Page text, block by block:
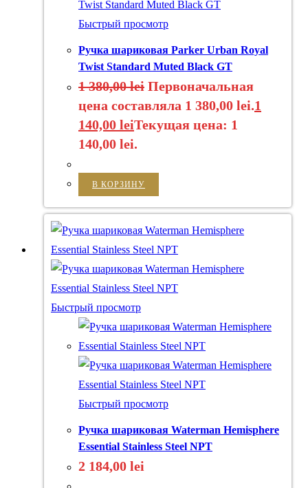
Быстрый просмотр
Ручка шариковая Parker Urban Royal
Twist Standard Muted Black GT
1 380,00lei Первоначальная
цена составляла 1 380,00 lei.1
140,00 leiТекущая цена: 1
140,00 lei.
В КОРЗИНУ
Быстрый просмотр
Быстрый просмотр
Ручка шариковая Waterman Hemisphere
Essential Stainless Steel NPT
2 184,00 lei